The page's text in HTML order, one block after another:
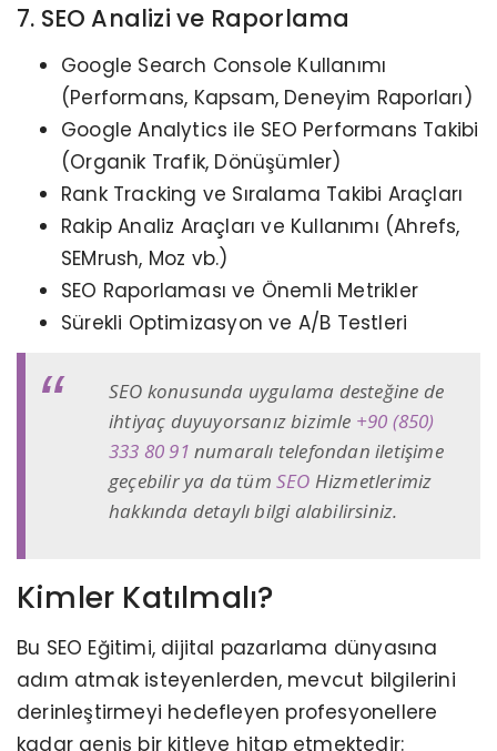
7. SEO Analizi ve Raporlama
Google Search Console Kullanımı
(Performans, Kapsam, Deneyim Raporları)
Google Analytics ile SEO Performans Takibi
(Organik Trafik, Dönüşümler)
Rank Tracking ve Sıralama Takibi Araçları
Rakip Analiz Araçları ve Kullanımı (Ahrefs,
SEMrush, Moz vb.)
SEO Raporlaması ve Önemli Metrikler
Sürekli Optimizasyon ve A/B Testleri
SEO konusunda uygulama desteğine de
ihtiyaç duyuyorsanız bizimle +90 (850)
333 80 91 numaralı telefondan iletişime
geçebilir ya da tüm SEO Hizmetlerimiz
hakkında detaylı bilgi alabilirsiniz.
Kimler Katılmalı?
Bu SEO Eğitimi, dijital pazarlama dünyasına
adım atmak isteyenlerden, mevcut bilgilerini
derinleştirmeyi hedefleyen profesyonellere
kadar geniş bir kitleye hitap etmektedir: